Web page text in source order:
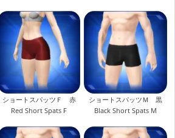
ショートスパッツＦ 赤
Red Short Spats F
ショートスパッツＭ 黒
Black Short Spats M